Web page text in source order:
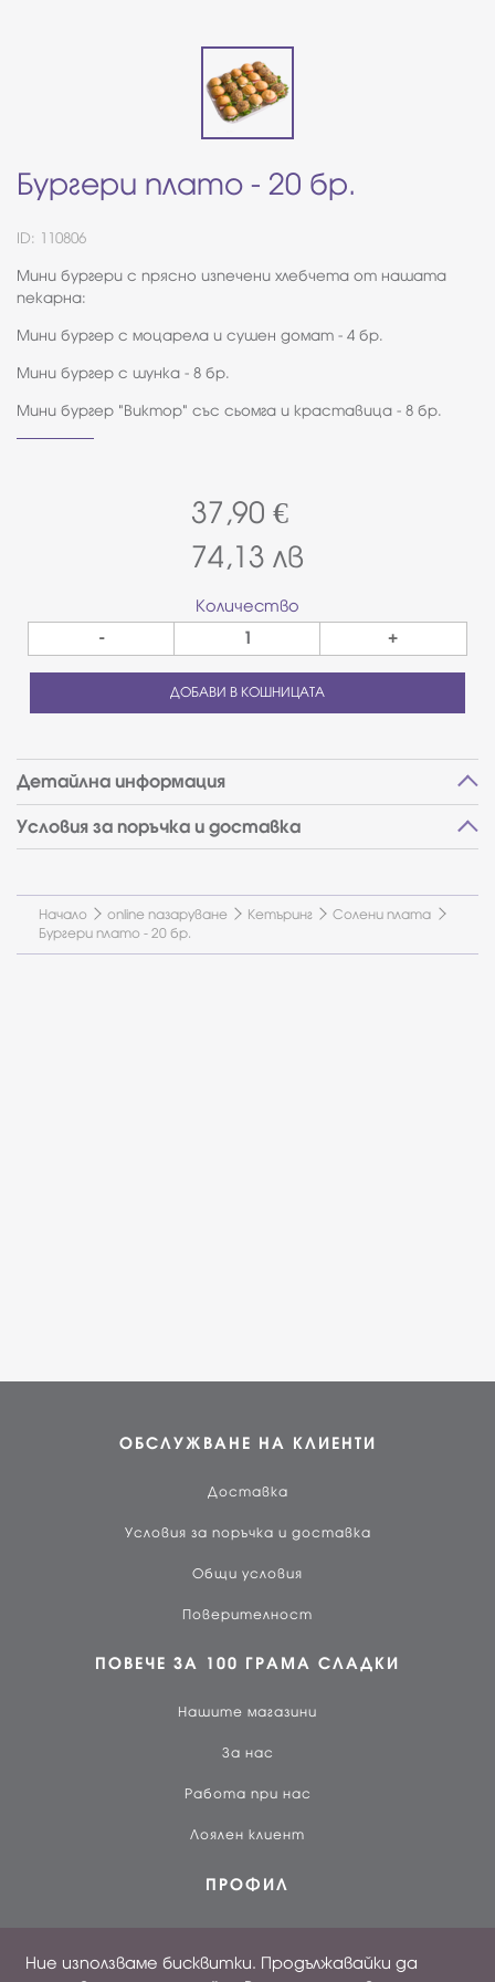
Бургери плато - 20 бр.
ID: 110806
Мини бургери с прясно изпечени хлебчета от нашата
пекарна:
Мини бургер с моцарела и сушен домат - 4 бр.
Мини бургер с шунка - 8 бр.
Мини бургер "Виктор" със сьомга и краставица - 8 бр.
37,90 €
74,13 лв
Количество
- +
ДОБАВИ В КОШНИЦАТА
Детайлна информация
Условия за поръчка и доставка
Начало online пазаруване Кетъринг
Солени плата
Бургери плато - 20 бр.
ОБСЛУЖВАНЕ НА КЛИЕНТИ
Доставка
Условия за поръчка и доставка
Общи условия
Поверителност
ПОВЕЧЕ ЗА 100 ГРАМА СЛАДКИ
Нашите магазини
За нас
Работа при нас
Лоялен клиент
ПРОФИЛ
Създай профил
Ние използваме бисквитки. Продължавайки да